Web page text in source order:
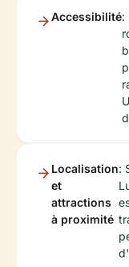
Accessibilité:
Localisation
et
attractions
à proximité
: